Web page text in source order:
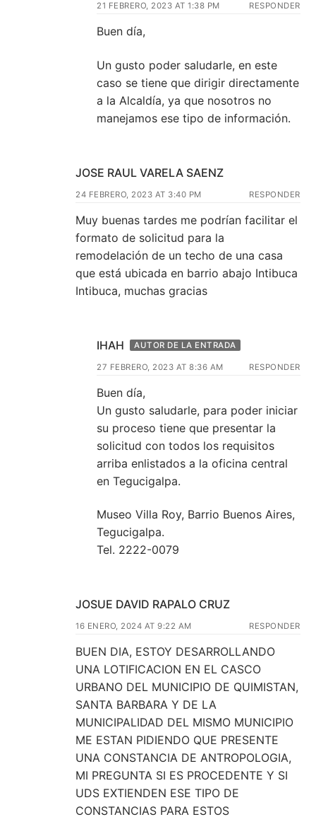
21 FEBRERO, 2023 AT 1:38 PM RESPONDER
Buen día,
Un gusto poder saludarle, en este
caso se tiene que dirigir directamente
a la Alcaldía, ya que nosotros no
manejamos ese tipo de información.
JOSE RAUL VARELA SAENZ
24 FEBRERO, 2023 AT 3:40 PM RESPONDER
Muy buenas tardes me podrían facilitar el
formato de solicitud para la
remodelación de un techo de una casa
que está ubicada en barrio abajo Intibuca
Intibuca, muchas gracias
IHAH AUTOR DE LA ENTRADA
27 FEBRERO, 2023 AT 8:36 AM RESPONDER
Buen día,
Un gusto saludarle, para poder iniciar
su proceso tiene que presentar la
solicitud con todos los requisitos
arriba enlistados a la oficina central
en Tegucigalpa.
Museo Villa Roy, Barrio Buenos Aires,
Tegucigalpa.
Tel. 2222-0079
JOSUE DAVID RAPALO CRUZ
16 ENERO, 2024 AT 9:22 AM RESPONDER
BUEN DIA, ESTOY DESARROLLANDO
UNA LOTIFICACION EN EL CASCO
URBANO DEL MUNICIPIO DE QUIMISTAN,
SANTA BARBARA Y DE LA
MUNICIPALIDAD DEL MISMO MUNICIPIO
ME ESTAN PIDIENDO QUE PRESENTE
UNA CONSTANCIA DE ANTROPOLOGIA,
MI PREGUNTA SI ES PROCEDENTE Y SI
UDS EXTIENDEN ESE TIPO DE
CONSTANCIAS PARA ESTOS